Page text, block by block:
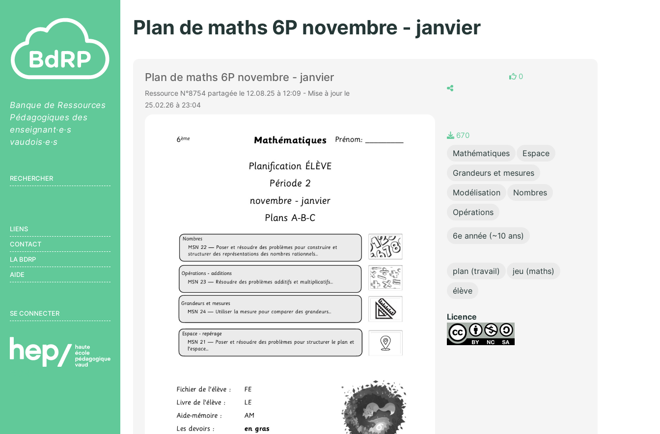
Plan de maths 6P novembre - janvier
Plan de maths 6P novembre - janvier
Ressource N°8754 partagée le 12.08.25 à 12:09 - Mise à jour le
25.02.26 à 23:04
0
670
Mathématiques
Espace
Grandeurs et mesures
Modélisation
Nombres
Opérations
6e année (~10 ans)
plan (travail)
jeu (maths)
élève
Licence
Banque de Ressources
Pédagogiques des
enseignant·e·s
vaudois·e·s
RECHERCHER
LIENS
CONTACT
LA BDRP
AIDE
User menu
SE CONNECTER